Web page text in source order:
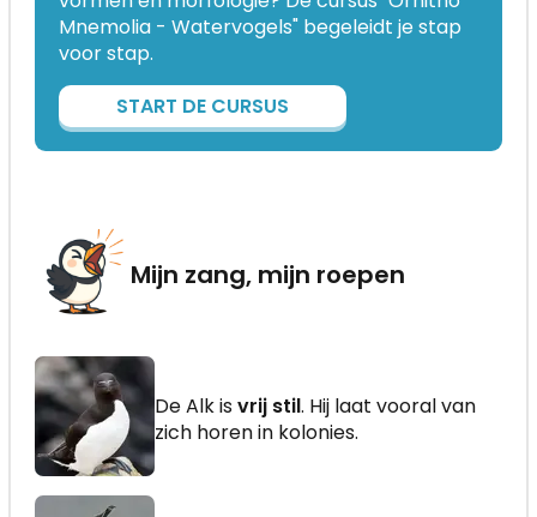
Mnemolia - Watervogels" begeleidt je stap
voor stap.
START DE CURSUS
Mijn zang, mijn roepen
De Alk isvrij stil. Hij laat vooral van
zich horen in kolonies.